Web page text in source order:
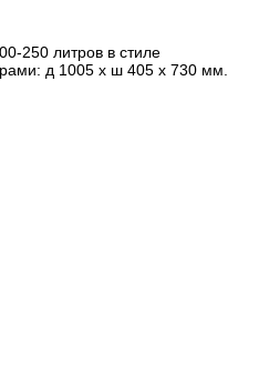
250 литров в стиле
д 1005 х ш 405 х 730 мм.